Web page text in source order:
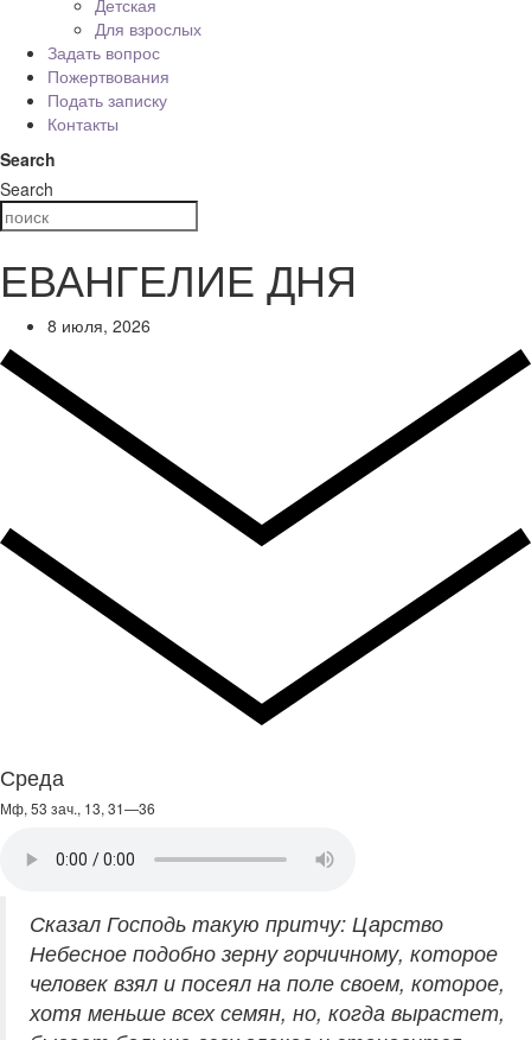
Детская
Для взрослых
Задать вопрос
Пожертвования
Подать записку
Контакты
Search
Search
ЕВАНГЕЛИЕ ДНЯ
8 июля, 2026
Среда
Мф, 53 зач., 13, 31—36
Сказал Господь такую притчу: Царство
Небесное подобно зерну горчичному, которое
человек взял и посеял на поле своем, которое,
хотя меньше всех семян, но, когда вырастет,